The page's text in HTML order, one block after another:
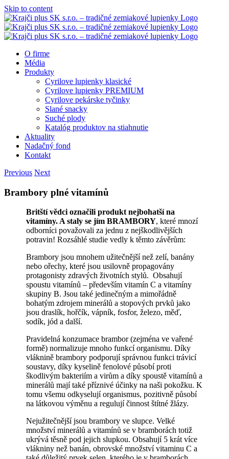
Skip to content
O firme
Média
Produkty
Cyrilove lupienky klasické
Cyrilove lupienky PREMIUM
Cyrilove pekárske tyčinky
Slané snacky
Suché plody
Katalóg produktov na stiahnutie
Aktuality
Nadačný fond
Kontakt
Previous Next
Brambory plné vitamínů
Britští vědci označili produkt nejbohatší na
vitamíny. A staly se jím BRAMBORY, které mnozí
odborníci považovali za jednu z nejškodlivějších
potravin! Rozsáhlé studie vedly k těmto závěrům:
Brambory jsou mnohem užitečnější než zelí, banány
nebo ořechy, které jsou usilovně propagovány
protagonisty zdravých životních stylů. Obsahují
spoustu vitamínů – především vitamín C a vitamíny
skupiny B. Jsou také jedinečným a mimořádně
bohatým zdrojem minerálů a stopových prvků jako
jsou draslík, hořčík, vápník, fosfor, železo, měď,
sodík, jód a další.
Pravidelná konzumace brambor (zejména ve vařené
formě) normalizuje mnoho funkcí organismu. Díky
vláknině brambory podporují správnou funkci trávicí
soustavy, díky kyselině fenolové působí proti
škodlivým bakteriím a virům a díky spoustě vitamínů a
minerálů mají také příznivé účinky na naši pokožku. K
tomu všemu odkyselují organismus, pozitivně působí
na látkovou výměnu a regulují činnost štítné žlázy.
Nejužitečnější jsou brambory ve slupce. Velké
množství minerálů a vitamínů se v bramborách totiž
ukrývá těsně pod jejich slupkou. Obsahují 5 krát více
vlákniny než banán, obrovské množství vitaminu C a